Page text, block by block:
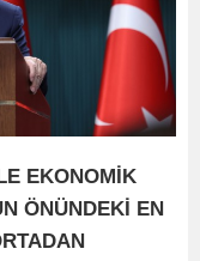
EKONOMİK
ÖNÜNDEKİ EN